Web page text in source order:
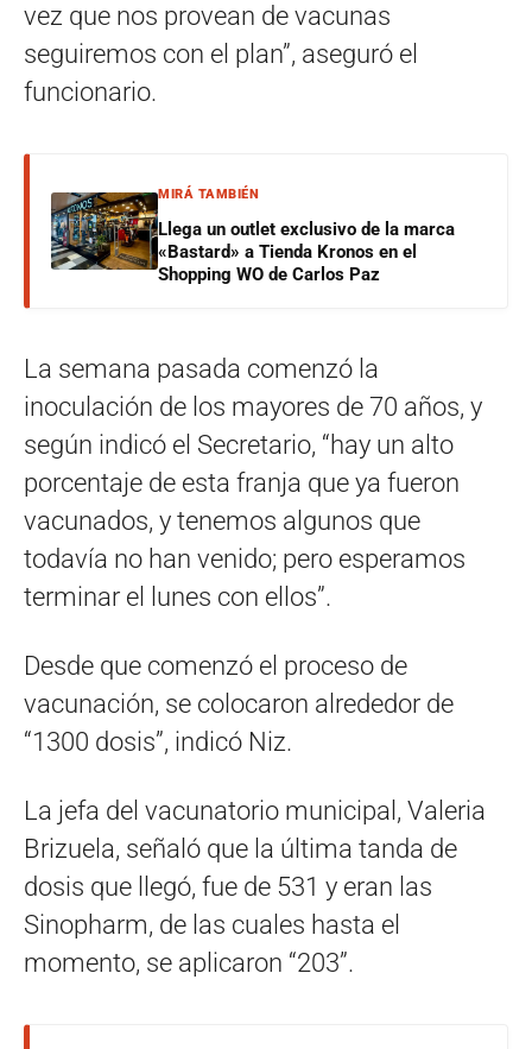
vez que nos provean de vacunas
seguiremos con el plan”, aseguró el
funcionario.
MIRÁ TAMBIÉN
Llega un outlet exclusivo de la marca
«Bastard» a Tienda Kronos en el
Shopping WO de Carlos Paz
La semana pasada comenzó la
inoculación de los mayores de 70 años, y
según indicó el Secretario, “hay un alto
porcentaje de esta franja que ya fueron
vacunados, y tenemos algunos que
todavía no han venido; pero esperamos
terminar el lunes con ellos”.
Desde que comenzó el proceso de
vacunación, se colocaron alrededor de
“1300 dosis”, indicó Niz.
La jefa del vacunatorio municipal, Valeria
Brizuela, señaló que la última tanda de
dosis que llegó, fue de 531 y eran las
Sinopharm, de las cuales hasta el
momento, se aplicaron “203”.